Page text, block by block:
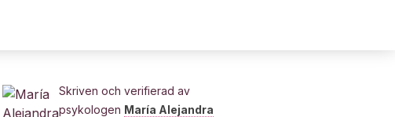
Skriven och verifierad av
psykologen María Alejandra